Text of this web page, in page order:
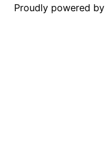
Proudly powered by